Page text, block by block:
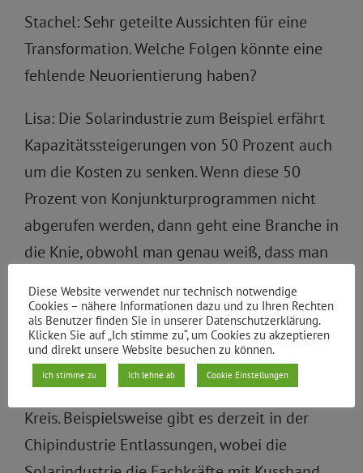
Stachel: Sehr geteilte Aussichten für eine
Transformation. Welche Folgen könnte eine
fehlende Neuorientierung haben?
Lisa: Die Solarindustrie zum Beispiel erfährt
Kapazitätssteigerungen von 50 Prozent auch
um die Kosten zu senken. Wenn diese 50
Prozent von Konjunkturprogrammen nicht
abgerufen werden, dann geht eine Branche in
die Knie, obwohl man genau weiß, dass man
Stachel: Weil der Kapitalmarkt nicht die
Mittel zur Verfügung stellt…
Elisabeth: …und genau hier schließt sich der
Kreis. Beispielsweise gibt es derzeit in der
Chipindustrie Entlassungen, wobei die
Diese Website verwendet nur technisch notwendige
Cookies – nähere Informationen dazu und zu Ihren Rechten
als Benutzer finden Sie in unserer Datenschutzerklärung.
Klicken Sie auf „Ich stimme zu“, um Cookies zu akzeptieren
und direkt unsere Website besuchen zu können.
Ich stimme zu Ich lehne ab Cookie Einstellungen